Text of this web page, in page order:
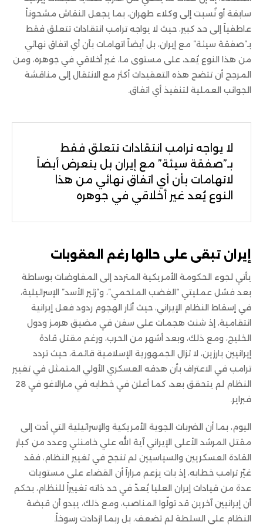
سابقة أو نُسبت إلى وكلاء طهران، بما يجعل النقاش مشحوناً
عاطفياً إلى حد كبير، حيث لا يواجه ترامب انتقادات تتعلق فقط
بـ”صفقة سيئة” مع إيران، بل أيضاً اتهامات بأن أي اتفاق نهائي
من هذا النوع يُعد، على مستوى ما، غير أخلاقي في جوهره، ومن
المرجح أن تتضح هذه التعقيدات أكثر مع الانتقال إلى مناقشة
الجوانب العملية لتنفيذ أي اتفاق.
لا يواجه ترامب انتقادات تتعلق فقط
بـ”صفقة سيئة” مع إيران بل يتعرض أيضاً
لاتهامات بأن أي اتفاق نهائي من هذا
النوع يُعد غير أخلاقي في جوهره
إيران تبقى على حالها رغم العقوبات
يأتي لجوء الحكومة الأمريكية المتردد إلى المفاوضات بوساطة
بعد فشل عمليتي “الغضب الملحمي”، و”زئير الأسد” الإسرائيلية،
في إسقاط النظام الإيراني، حيث أثار الهجوم ردود فعل إيرانية
انتقامية، إذ شنت هجمات على سفن في مضيق هرمز ودول
الخليج، ومع ذلك، وبعد أشهر من الحرب، ورغم مقتل قادة
إيرانيين بارزين، لا تزال الجمهورية الإسلامية قائمة، حيث تردد
ترامب في الاعتراف بأن هدفه العسكري الأولي المتمثل في تغيير
النظام لم يتحقق بعد، كما أعلن في خطابه في مارالاغو في 28
فبراير.
اليوم، بما أن الضربات الجوية الأمريكية والإسرائيلية التي أدت إلى
مقتل المرشد الأعلى الإيراني آية الله علي خامنئي وعدد من كبار
القادة العسكريين والسياسيين لم تنجح في تغيير النظام، فقد
غيّر ترامب خطابه، إذ بات يزعم مراراً أن القضاء على مستويات
عدة من قيادات إيران العليا يُعدّ في حد ذاته تغييراً للنظام، بحكم
أن إيرانيين آخرين قد تولّوا المناصب، ومع ذلك، يبدو أن قبضة
النظام على السلطة لم تضعف، بل ربما ازدادت رسوخاً.